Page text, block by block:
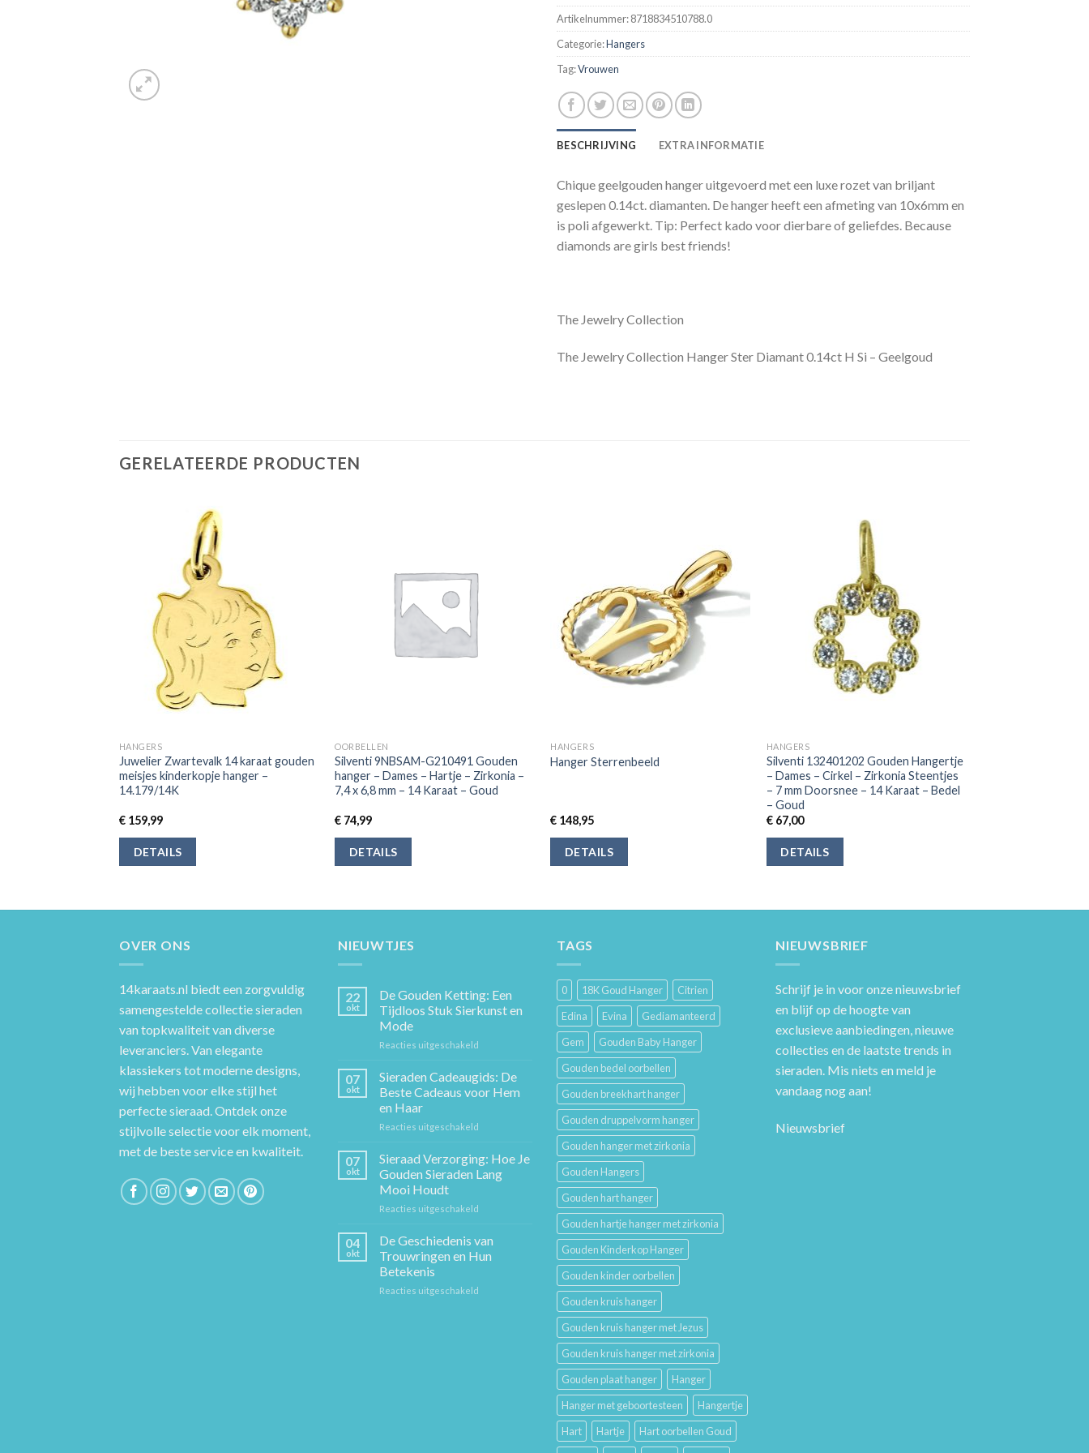
Artikelnummer:8718834510788.0
Categorie:Hangers
Tag:Vrouwen
BESCHRIJVING EXTRA INFORMATIE
Chique geelgouden hanger uitgevoerd met een luxe rozet van briljant
geslepen 0.14ct. diamanten. De hanger heeft een afmeting van 10x6mm en
is poli afgewerkt. Tip: Perfect kado voor dierbare of geliefdes. Because
diamonds are girls best friends!
The Jewelry Collection
The Jewelry Collection Hanger Ster Diamant 0.14ct H Si – Geelgoud
GERELATEERDE PRODUCTEN
HANGERS
Juwelier Zwartevalk 14 karaat gouden
meisjes kinderkopje hanger –
14.179/14K
€159,99
DETAILS
OORBELLEN
Silventi 9NBSAM-G210491 Gouden
hanger – Dames – Hartje – Zirkonia –
7,4 x 6,8 mm – 14 Karaat – Goud
€ 74,99
DETAILS
HANGERS
Hanger Sterrenbeeld
€ 148,95
DETAILS
HANGERS
Silventi 132401202 Gouden Hangertje
– Dames – Cirkel – Zirkonia Steentjes
– 7 mm Doorsnee – 14 Karaat – Bedel
– Goud
€67,00
DETAILS
OVER ONS
14karaats.nl biedt een zorgvuldig
samengestelde collectie sieraden
van topkwaliteit van diverse
leveranciers. Van elegante
klassiekers tot moderne designs,
wij hebben voor elke stijl het
perfecte sieraad. Ontdek onze
stijlvolle selectie voor elk moment,
met de beste service en kwaliteit.
NIEUWTJES
22
okt
De Gouden Ketting: Een
Tijdloos Stuk Sierkunst en
Mode
Reacties uitgeschakeld
Gouden
Een
Mode
07
okt
Sieraden Cadeaugids: De
Beste Cadeaus voor Hem
en Haar
Reacties uitgeschakeld
Cadeaugids:
De
Beste
07
okt
Sieraad Verzorging: Hoe Je
Gouden Sieraden Lang
Mooi Houdt
Reacties uitgeschakeld
Je
04
okt
De Geschiedenis van
Trouwringen en Hun
Betekenis
Reacties uitgeschakeld
TAGS
0 18K Goud Hanger
Citrien
Edina
Evina
Gediamanteerd
Gem
Gouden Baby Hanger
Gouden bedel oorbellen
Gouden breekhart hanger
Gouden druppelvorm hanger
Gouden hanger met zirkonia
Gouden Hangers
Gouden hart hanger
Gouden hartje hanger met zirkonia
Gouden Kinderkop Hanger
Gouden kinder oorbellen
Gouden kruis hanger
Gouden kruis hanger met Jezus
Gouden kruis hanger met zirkonia
Gouden plaat hanger
Hanger
Hanger met geboortesteen
Hangertje
Hart
Hartje
Hart oorbellen Goud
NIEUWSBRIEF
Schrijf je in voor onze nieuwsbrief
en blijf op de hoogte van
exclusieve aanbiedingen, nieuwe
collecties en de laatste trends in
sieraden. Mis niets en meld je
vandaag nog aan!
Nieuwsbrief